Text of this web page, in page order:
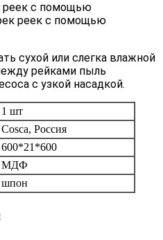
реек с помощью
реек с помощью
сухой или слегка влажной
рейками пыль
с узкой насадкой.
1 шт
Cosca, Россия
600*21*600
МДФ
шпон